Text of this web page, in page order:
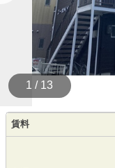
1 / 13
賃料